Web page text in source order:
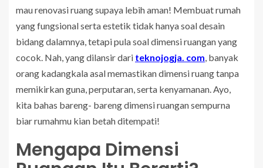
mau renovasi ruang supaya lebih aman! Membuat rumah
yang fungsional serta estetik tidak hanya soal desain
bidang dalamnya, tetapi pula soal dimensi ruangan yang
cocok. Nah, yang dilansir dari teknojogja. com , banyak
orang kadangkala asal memastikan dimensi ruang tanpa
memikirkan guna, perputaran, serta kenyamanan. Ayo,
kita bahas bareng- bareng dimensi ruangan sempurna
biar rumahmu kian betah ditempati!
Mengapa Dimensi